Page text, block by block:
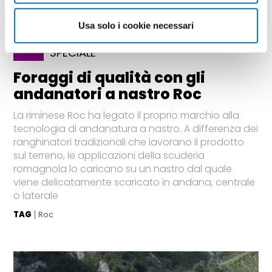
Usa solo i cookie necessari
SPECIALE
Foraggi di qualità con gli
andanatori a nastro Roc
La riminese Roc ha legato il proprio marchio alla
tecnologia di andanatura a nastro. A differenza dei
ranghinatori tradizionali che lavorano il prodotto
sul terreno, le applicazioni della scuderia
romagnola lo caricano su un nastro dal quale
viene delicatamente scaricato in andana, centrale
o laterale
TAG Roc